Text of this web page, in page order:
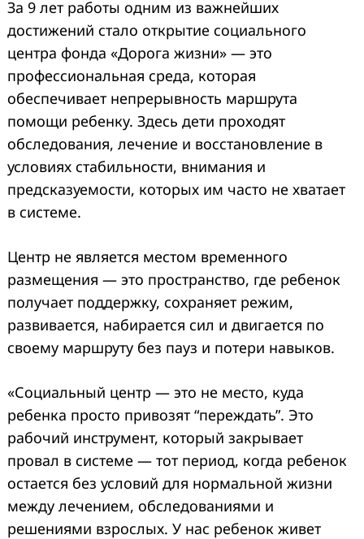
За 9 лет работы одним из важнейших
достижений стало открытие социального
центра фонда «Дорога жизни» — это
профессиональная среда, которая
обеспечивает непрерывность маршрута
помощи ребенку. Здесь дети проходят
обследования, лечение и восстановление в
условиях стабильности, внимания и
предсказуемости, которых им часто не хватает
в системе.
Центр не является местом временного
размещения — это пространство, где ребенок
получает поддержку, сохраняет режим,
развивается, набирается сил и двигается по
своему маршруту без пауз и потери навыков.
«Социальный центр — это не место, куда
ребенка просто привозят “переждать”. Это
рабочий инструмент, который закрывает
провал в системе — тот период, когда ребенок
остается без условий для нормальной жизни
между лечением, обследованиями и
решениями взрослых. У нас ребенок живет